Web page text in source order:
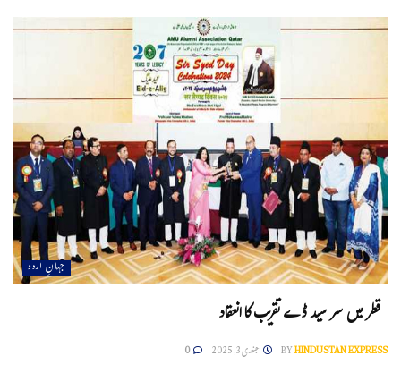
جہانِ اردو
قطر میں سر سید ڈے تقریب کا انعقاد
BYHINDUSTAN EXPRESS جنوری 3, 2025 0